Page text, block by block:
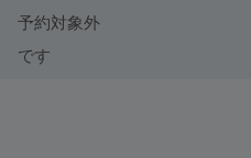
予約対象外
です